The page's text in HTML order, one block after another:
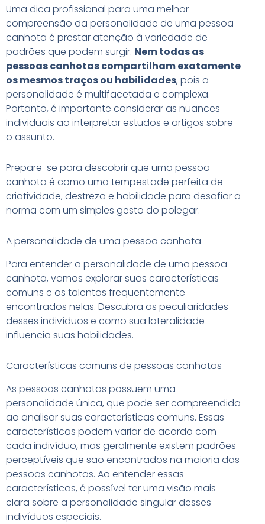
Uma dica profissional para uma melhor
compreensão da personalidade de uma pessoa
canhota é prestar atenção à variedade de
padrões que podem surgir. Nem todas as
pessoas canhotas compartilham exatamente
os mesmos traços ou habilidades, pois a
personalidade é multifacetada e complexa.
Portanto, é importante considerar as nuances
individuais ao interpretar estudos e artigos sobre
o assunto.
Prepare-se para descobrir que uma pessoa
canhota é como uma tempestade perfeita de
criatividade, destreza e habilidade para desafiar a
norma com um simples gesto do polegar.
A personalidade de uma pessoa canhota
Para entender a personalidade de uma pessoa
canhota, vamos explorar suas características
comuns e os talentos frequentemente
encontrados nelas. Descubra as peculiaridades
desses indivíduos e como sua lateralidade
influencia suas habilidades.
Características comuns de pessoas canhotas
As pessoas canhotas possuem uma
personalidade única, que pode ser compreendida
ao analisar suas características comuns. Essas
características podem variar de acordo com
cada indivíduo, mas geralmente existem padrões
perceptíveis que são encontrados na maioria das
pessoas canhotas. Ao entender essas
características, é possível ter uma visão mais
clara sobre a personalidade singular desses
indivíduos especiais.